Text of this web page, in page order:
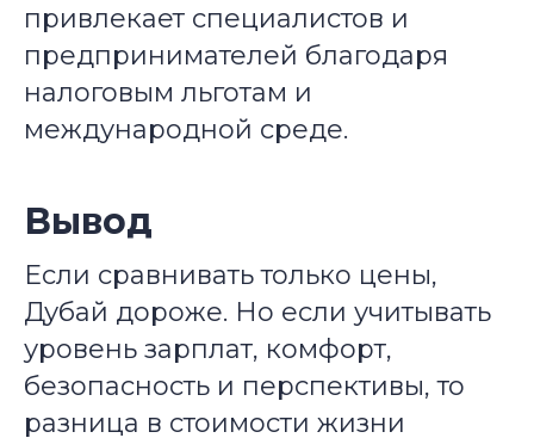
привлекает специалистов и
предпринимателей благодаря
налоговым льготам и
международной среде.
Вывод
Если сравнивать только цены,
Дубай дороже. Но если учитывать
уровень зарплат, комфорт,
безопасность и перспективы, то
разница в стоимости жизни